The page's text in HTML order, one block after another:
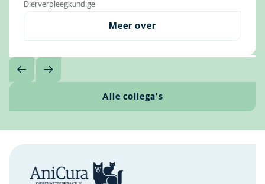
Dierverpleegkundige
Meer over
Alle collega's